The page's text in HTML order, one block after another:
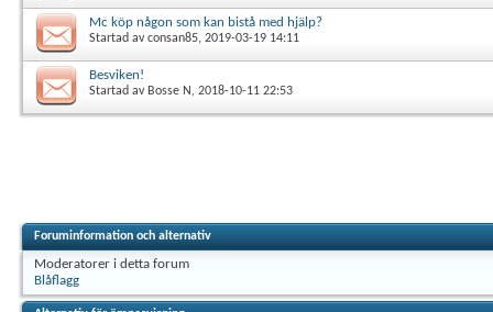
Mc köp någon som kan bistå med hjälp?
Startad avconsan85, 2019-03-19 14:11
Besviken!
Startad av Bosse N , 2018-10-11 22:53
Foruminformation och alternativ
Moderatorer i detta forum
Blåflagg